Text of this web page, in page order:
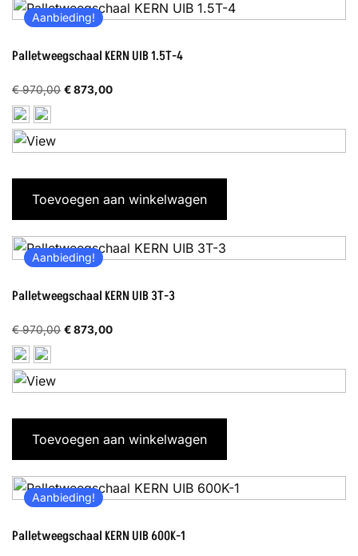
Aanbieding!
Palletweegschaal KERN UIB 1.5T-4
€970,00 Oorspronkelijke
was:
€ 970,00.
€873,00Huidige
is:
€ 873,00.
Toevoegen aan winkelwagen
Aanbieding!
Palletweegschaal KERN UIB 3T-3
€970,00 Oorspronkelijke
was:
€ 970,00.
€873,00Huidige
is:
€ 873,00.
Toevoegen aan winkelwagen
Aanbieding!
Palletweegschaal KERN UIB 600K-1